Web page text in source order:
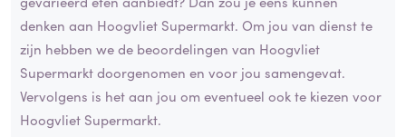
denken aan Hoogvliet Supermarkt. Om jou van dienst te
zijn hebben we de beoordelingen van Hoogvliet
Supermarkt doorgenomen en voor jou samengevat.
Vervolgens is het aan jou om eventueel ook te kiezen voor
Hoogvliet Supermarkt.